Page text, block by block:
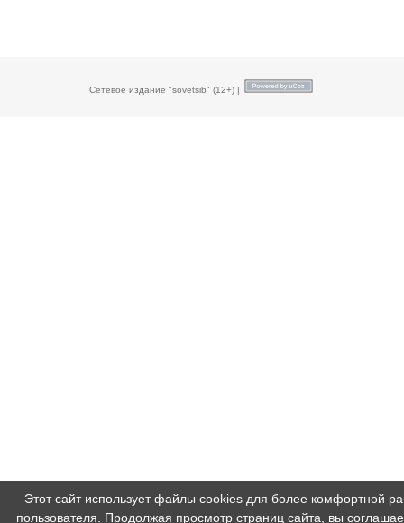
Сетевое издание "sovetsib" (12+) |
Этот сайт использует файлы cookies для более комфортной
пользователя. Продолжая просмотр страниц сайта, вы